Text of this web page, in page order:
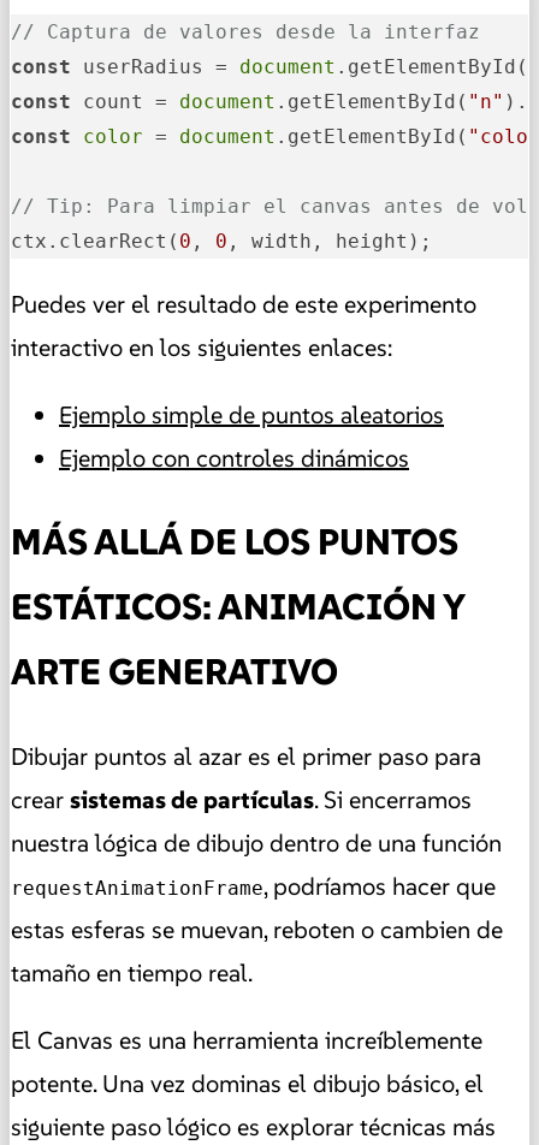
// Captura de valores desde la interfaz
const userRadius = document .getElementById(
const count = document .getElementById( "n"
const
color = document .getElementById(
// Tip: Para limpiar el canvas antes de
ctx.clearRect( 0 , 0 , width, height);
Puedes ver el resultado de este experimento
interactivo en los siguientes enlaces:
Ejemplo simple de puntos aleatorios
Ejemplo con controles dinámicos
MÁS ALLÁ DE LOS PUNTOS
ESTÁTICOS: ANIMACIÓN Y
ARTE GENERATIVO
Dibujar puntos al azar es el primer paso para
crearsistemas de partículas. Si encerramos
nuestra lógica de dibujo dentro de una función
requestAnimationFrame, podríamos hacer que
estas esferas se muevan, reboten o cambien de
tamaño en tiempo real.
El Canvas es una herramienta increíblemente
potente. Una vez dominas el dibujo básico, el
siguiente paso lógico es explorar técnicas más